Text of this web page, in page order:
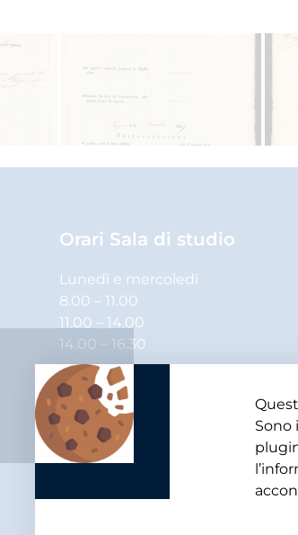
Orari Sala di studio
Lunedì e mercoledì
8.00 – 11.00
11.00 – 14.00
14.00 – 16.30
Martedì, giovedì e venerdì
8.00 – 11.00
11.00 – 14.00
Sono